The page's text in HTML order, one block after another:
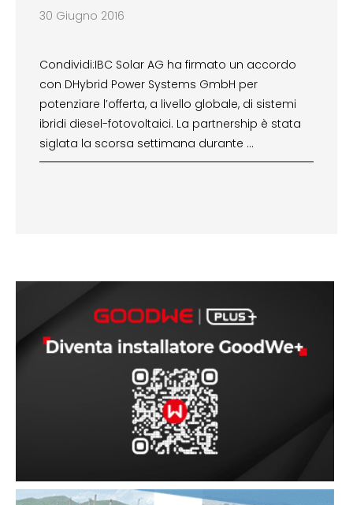
30 Giugno 2016
Condividi:IBC Solar AG ha firmato un accordo
con DHybrid Power Systems GmbH per
potenziare l’offerta, a livello globale, di sistemi
ibridi diesel-fotovoltaici. La partnership è stata
siglata la scorsa settimana durante …